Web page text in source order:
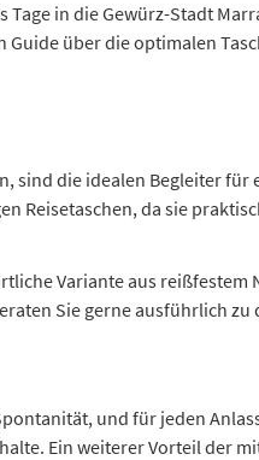
in die Gewürz-Stadt
Guide über die optimalen
sind die idealen Begleiter für
Reisetaschen, da sie
Variante aus reißfestem
Sie gerne ausführlich
und für jeden
Ein weiterer Vorteil der